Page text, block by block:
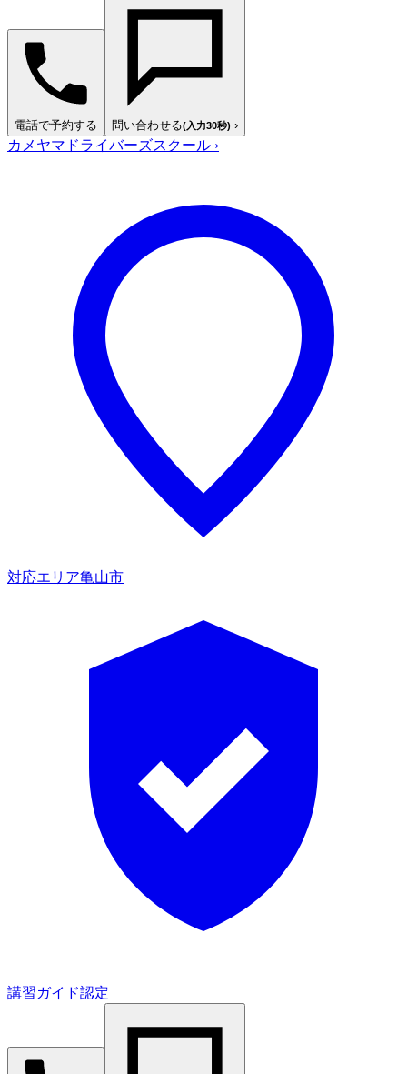
電話で予約する 問い合わせる(入力30秒) ›
カメヤマドライバーズスクール ›
対応エリア亀山市
講習ガイド認定